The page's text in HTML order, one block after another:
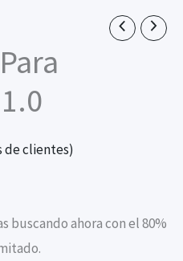
de clientes)
buscando ahora con el 80%